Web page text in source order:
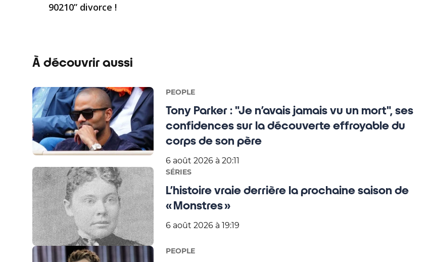
90210” divorce !
À découvrir aussi
PEOPLE
Tony Parker : "Je n’avais jamais vu un mort", ses
confidences sur la découverte effroyable du
corps de son père
6 août 2026 à 20:11
SÉRIES
L’histoire vraie derrière la prochaine saison de
« Monstres »
6 août 2026 à 19:19
PEOPLE